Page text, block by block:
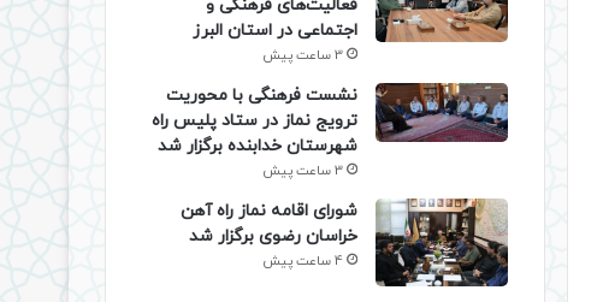
فعالیت‌های فرهنگی و
اجتماعی در استان البرز
3 ساعت پیش
نشست فرهنگی با محوریت
ترویج نماز در ستاد پلیس راه
شهرستان خدابنده برگزار شد
3 ساعت پیش
شورای اقامه نماز راه آهن
خراسان رضوی برگزار شد
4 ساعت پیش